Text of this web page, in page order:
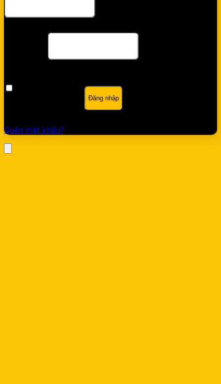
Bắt
Đăng nhập
Quên mật khẩu?